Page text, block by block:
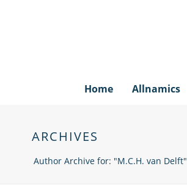
Home Allnamics
ARCHIVES
Author Archive for: "M.C.H. van Delft"